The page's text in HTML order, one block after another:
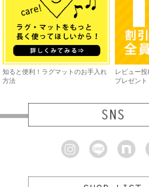
知ると便利！ラグマットのお手入れ
方法
レビュー
プレゼント